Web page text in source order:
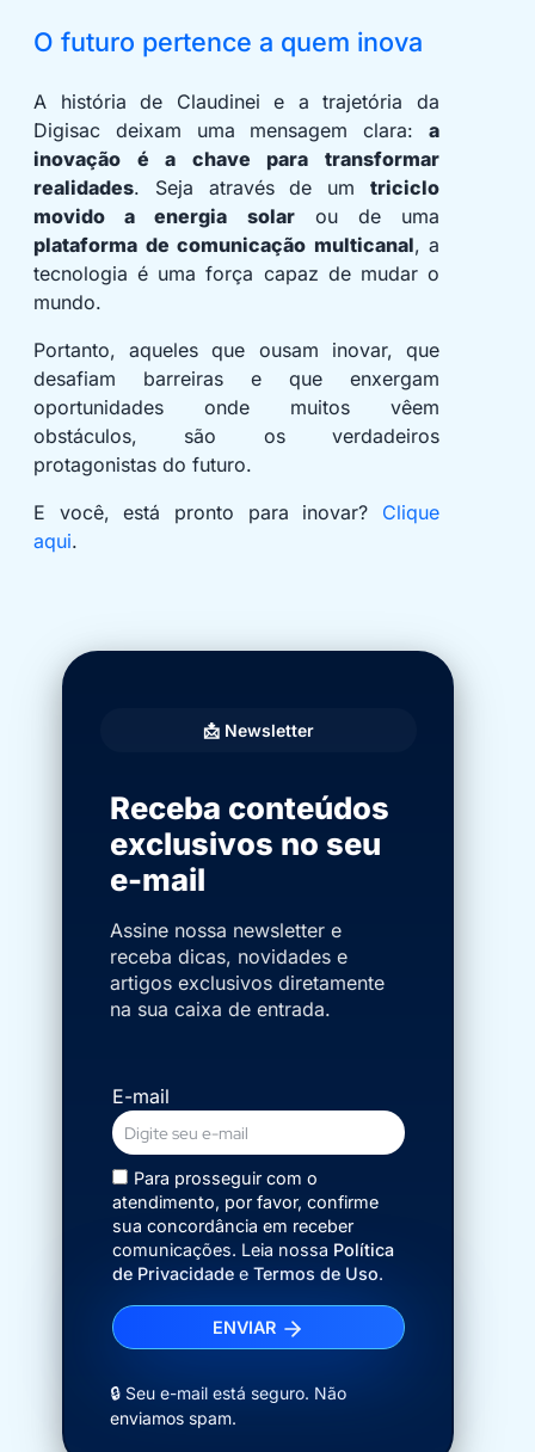
O futuro pertence a quem inova
A história de Claudinei e a trajetória da
Digisac deixam uma mensagem clara: a
inovação é a chave para transformar
realidades. Seja através de um triciclo
movido a energia solarou de uma
plataforma de comunicação multicanal, a
tecnologia é uma força capaz de mudar o
mundo.
Portanto, aqueles que ousam inovar, que
desafiam barreiras e que enxergam
oportunidades onde muitos vêem
obstáculos, são os verdadeiros
protagonistas do futuro.
E você, está pronto para inovar? Clique
aqui.
📩 Newsletter
Receba conteúdos
exclusivos no seu
e-mail
Assine nossa newsletter e
receba dicas, novidades e
artigos exclusivos diretamente
na sua caixa de entrada.
E-mail
Para prosseguir com o
atendimento, por favor, confirme
sua concordância em receber
comunicações. Leia nossa Política
de Privacidadee Termos de Uso.
ENVIAR
🔒 Seu e-mail está seguro. Não
enviamos spam.